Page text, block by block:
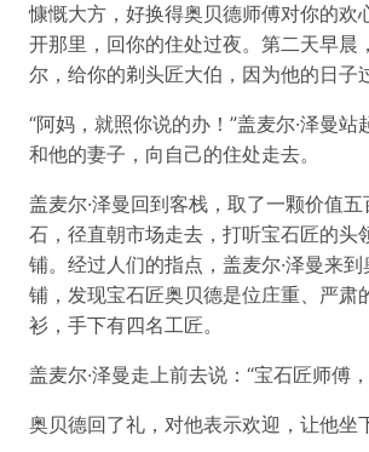
慷慨大方，好换得奥贝德师傅对你的欢
开那里，回你的住处过夜。第二天早晨
尔，给你的剃头匠大伯，因为他的日子
“阿妈，就照你说的办！”盖麦尔·泽曼站
和他的妻子，向自己的住处走去。
盖麦尔·泽曼回到客栈，取了一颗价值
石，径直朝市场走去，打听宝石匠的头
铺。经过人们的指点，盖麦尔·泽曼来
铺，发现宝石匠奥贝德是位庄重、严肃
衫，手下有四名工匠。
盖麦尔·泽曼走上前去说：“宝石匠师傅
奥贝德回了礼，对他表示欢迎，让他坐